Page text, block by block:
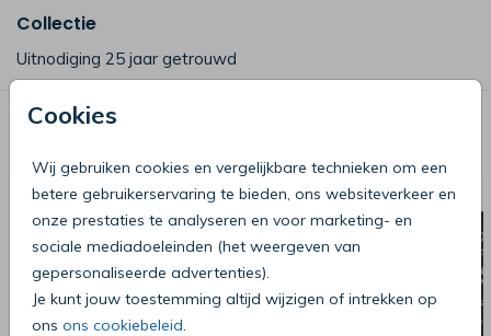
Cookies
Wij gebruiken cookies en vergelijkbare technieken om een
betere gebruikerservaring te bieden, ons websiteverkeer en
onze prestaties te analyseren en voor marketing- en
sociale mediadoeleinden (het weergeven van
gepersonaliseerde advertenties).
Je kunt jouw toestemming altijd wijzigen of intrekken op
ons ons cookiebeleid
Collectie
Uitnodiging 25 jaar getrouwd
Deze producten zijn wellicht ook iets
voor je